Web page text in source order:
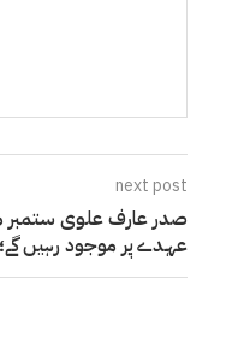
next post
صدر عارف علوی ستمبر
عہدے پر موجود رہیں گے؛